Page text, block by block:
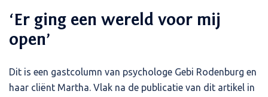
‘Er ging een wereld voor mij
open’
Dit is een gastcolumn van psychologe Gebi Rodenburg en
haar cliënt Martha. Vlak na de publicatie van dit artikel in